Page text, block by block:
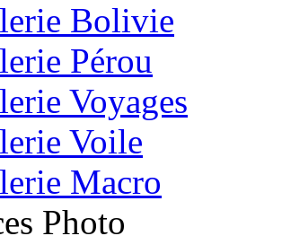
Bolivie
Pérou
Voyages
Voile
Macro
Photo